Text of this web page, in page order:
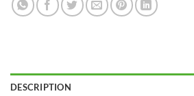
DESCRIPTION